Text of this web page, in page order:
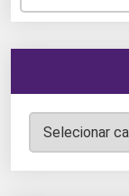
Categorias